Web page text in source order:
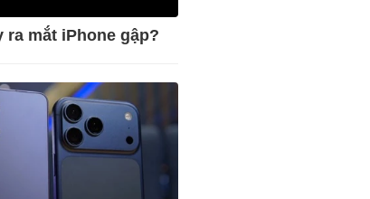
ra mắt iPhone gập?